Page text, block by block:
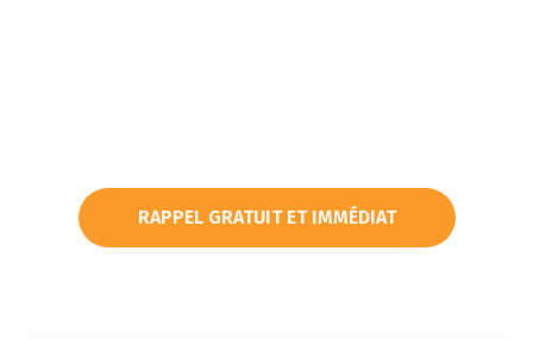
RAPPEL GRATUIT ET IMMÉDIAT